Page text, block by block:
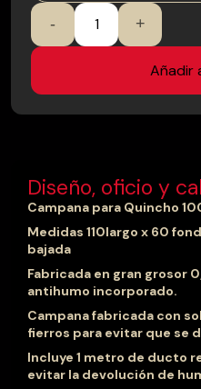
-
Campana
con
zócalo
+
Añadir
Diseño, oficio y
Campana para Quincho
Medidas 110largo x 60
bajada
Fabricada en gran grosor
antihumo incorporado.
Campana fabricada con
fierros para evitar que se
Incluye 1 metro de ducto
evitar la devolución de